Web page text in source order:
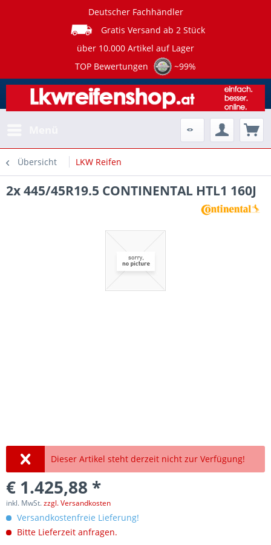
Deutscher Fachhändler
Gratis Versand ab 2 Stück
über 10.000 Artikel auf Lager
TOP Bewertungen
~99%
Übersicht LKW Reifen
2x 445/45R19.5 CONTINENTAL HTL1 160J
Dieser Artikel steht derzeit nicht zur Verfügung!
€ 1.425,88 *
inkl. MwSt.zzgl. Versandkosten
Versandkostenfreie Lieferung!
Bitte Lieferzeit anfragen.